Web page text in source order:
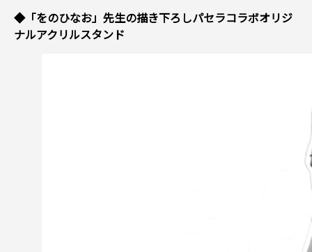
◆「をのひなお」先生の描き下ろしパセラコラボオリジ
ナルアクリルスタンド